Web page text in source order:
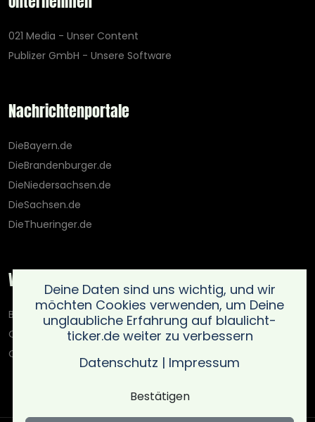
021 Media - Unser Content
Publizer GmbH - Unsere Software
Nachrichtenportale
DieBayern.de
DieBrandenburger.de
DieNiedersachsen.de
DieSachsen.de
DieThueringer.de
Weitere Portale
Blaulicht-Ticker.de
Oberlausitz.holiday
OnlinedatingKompass.de
Deine Daten sind uns wichtig, und wir
möchten Cookies verwenden, um Deine
unglaubliche Erfahrung auf blaulicht-
ticker.de weiter zu verbessern
Datenschutz | Impressum
Bestätigen